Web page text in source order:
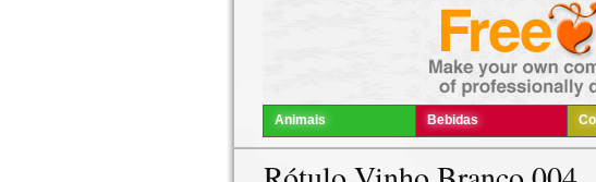
Animais Bebidas